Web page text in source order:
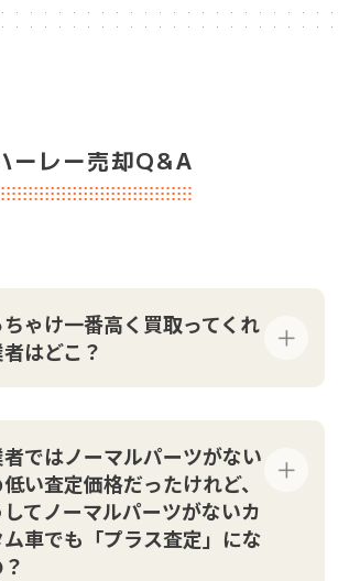
ーレー売却Q&A
ゃけ一番高く買取ってくれ
はどこ？
ではノーマルパーツがない
い査定価格だったけれど、
してノーマルパーツがないカ
車でも「プラス査定」にな